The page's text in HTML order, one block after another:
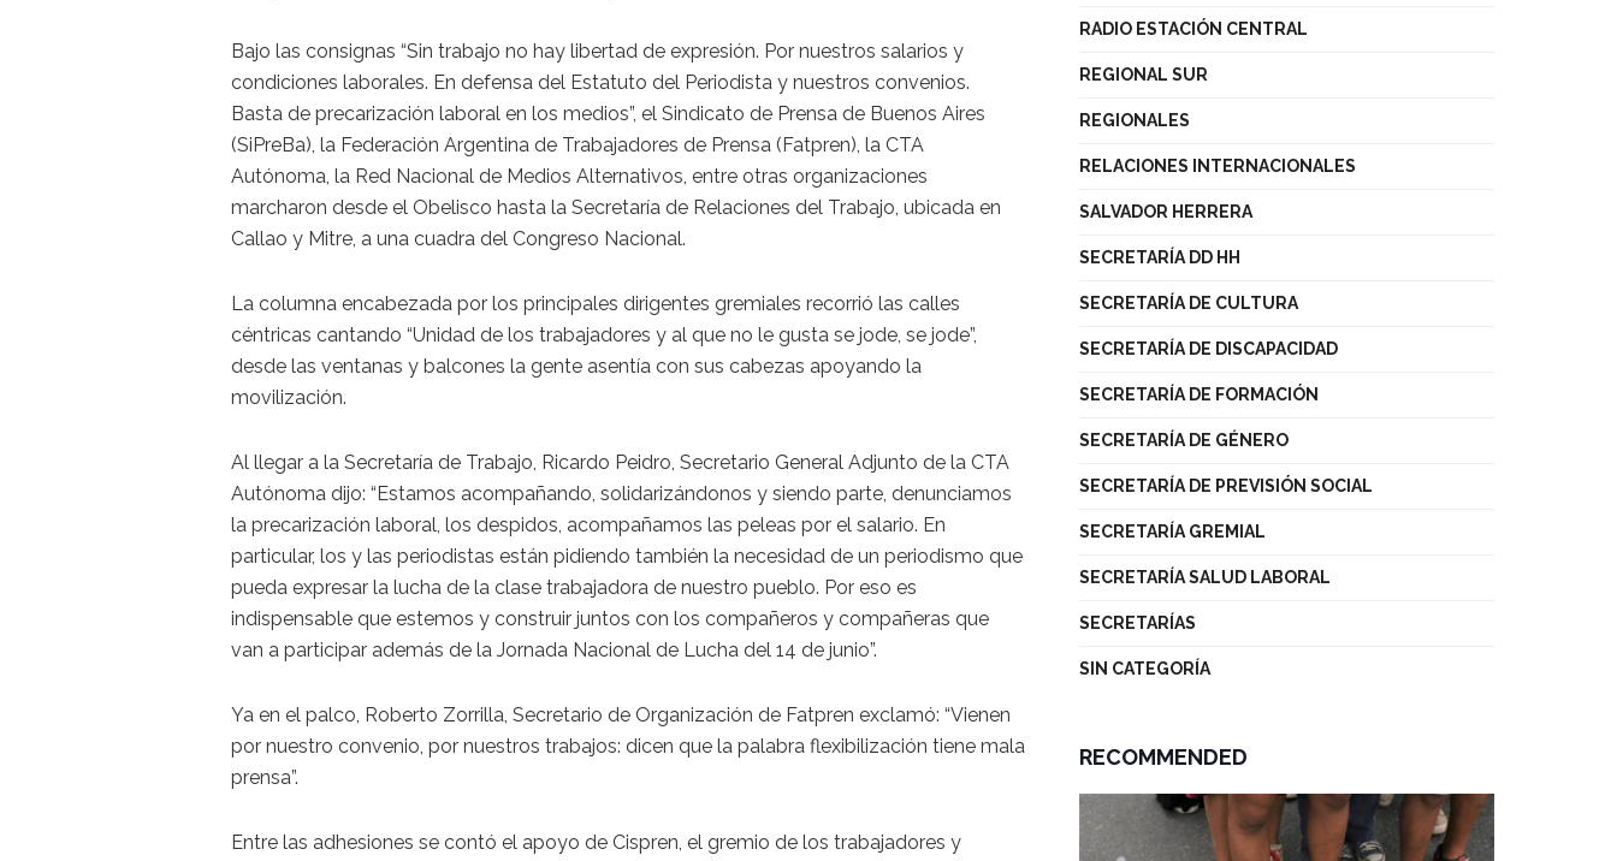
Bajo las consignas “Sin trabajo no hay libertad de expresión. Por nuestros salarios y
condiciones laborales. En defensa del Estatuto del Periodista y nuestros convenios.
Basta de precarización laboral en los medios”, el Sindicato de Prensa de Buenos Aires
(SiPreBa), la Federación Argentina de Trabajadores de Prensa (Fatpren), la CTA
Autónoma, la Red Nacional de Medios Alternativos, entre otras organizaciones
marcharon desde el Obelisco hasta la Secretaría de Relaciones del Trabajo, ubicada en
Callao y Mitre, a una cuadra del Congreso Nacional.
La columna encabezada por los principales dirigentes gremiales recorrió las calles
céntricas cantando “Unidad de los trabajadores y al que no le gusta se jode, se jode”,
desde las ventanas y balcones la gente asentía con sus cabezas apoyando la
movilización.
Al llegar a la Secretaría de Trabajo, Ricardo Peidro, Secretario General Adjunto de la CTA
Autónoma dijo: “Estamos acompañando, solidarizándonos y siendo parte, denunciamos
la precarización laboral, los despidos, acompañamos las peleas por el salario. En
particular, los y las periodistas están pidiendo también la necesidad de un periodismo que
pueda expresar la lucha de la clase trabajadora de nuestro pueblo. Por eso es
indispensable que estemos y construir juntos con los compañeros y compañeras que
van a participar además de la Jornada Nacional de Lucha del 14 de junio”.
Ya en el palco, Roberto Zorrilla, Secretario de Organización de Fatpren exclamó: “Vienen
por nuestro convenio, por nuestros trabajos: dicen que la palabra flexibilización tiene mala
prensa”.
Entre las adhesiones se contó el apoyo de Cispren, el gremio de los trabajadores y
RADIO ESTACIÓN CENTRAL
REGIONAL SUR
REGIONALES
RELACIONES INTERNACIONALES
SALVADOR HERRERA
SECRETARÍA DD HH
SECRETARÍA DE CULTURA
SECRETARÍA DE DISCAPACIDAD
SECRETARÍA DE FORMACIÓN
SECRETARÍA DE GÉNERO
SECRETARÍA DE PREVISIÓN SOCIAL
SECRETARÍA GREMIAL
SECRETARÍA SALUD LABORAL
SECRETARÍAS
SIN CATEGORÍA
RECOMMENDED